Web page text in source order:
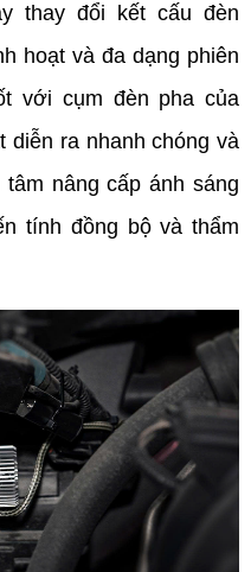
thay đổi kết cấu đèn
hoạt và đa dạng phiên
với cụm đèn pha của
diễn ra nhanh chóng và
nâng cấp ánh sáng
tính đồng bộ và thẩm